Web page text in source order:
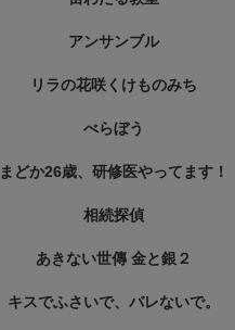
アンサンブル
リラの花咲くけものみち
べらぼう
まどか26歳、研修医やってます！
相続探偵
あきない世傳 金と銀２
キスでふさいで、バレないで。